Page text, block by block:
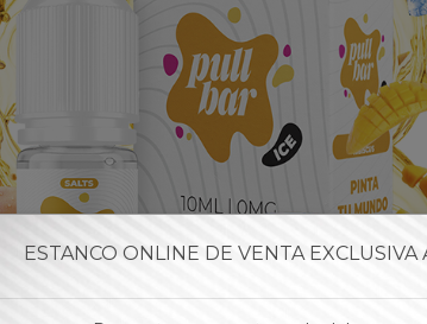
ESTANCO ONLINE DE VENTA EXCLUSIVA